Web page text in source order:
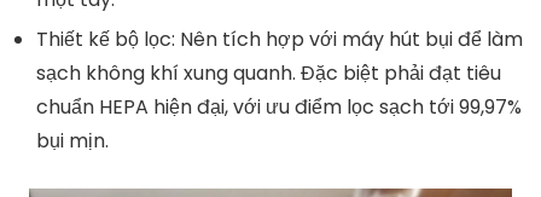
Thiết kế bộ lọc: Nên tích hợp với máy hút bụi để làm
sạch không khí xung quanh. Đặc biệt phải đạt tiêu
chuẩn HEPA hiện đại, với ưu điểm lọc sạch tới 99,97%
bụi mịn.